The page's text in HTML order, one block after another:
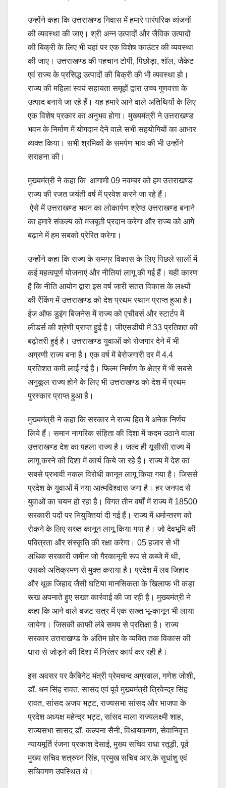
उन्होंने कहा कि उत्तराखण्ड निवास में हमारे पारंपरिक व्यंजनों
की व्यवस्था की जाए। श्री अन्न उत्पादों और जैविक उत्पादों
की बिक्री के लिए भी यहां पर एक विशेष काउंटर की व्यवस्था
की जाए। उत्तराखण्ड की पहचान टोपी, पिछोड़ा, शॉल, जैकेट
एवं राज्य के प्रसिद्ध उत्पादों की बिक्री की भी व्यवस्था हो।
राज्य की महिला स्वयं सहायता समूहों द्वारा उच्च गुणवत्ता के
उत्पाद बनाये जा रहे हैं। यह हमारे आने वाले अतिथियों के लिए
एक विशेष प्रकार का अनुभव होगा। मुख्यमंत्री ने उत्तराखण्ड
भवन के निर्माण में योगदान देने वाले सभी सहयोगियों का आभार
व्यक्त किया। सभी श्रमिकों के समर्पण भाव की भी उन्होंने
सराहना की।
मुख्यमंत्री ने कहा कि आगामी 09 नवम्बर को हम उत्तराखण्ड
राज्य की रजत जयंती वर्ष में प्रवेश करने जा रहे हैं।
ऐसे में उत्तराखण्ड भवन का लोकार्पण श्रेष्ठ उत्तराखण्ड बनाने
का हमारे संकल्प को मजबूती प्रदान करेगा और राज्य को आगे
बढ़ाने में हम सबको प्रेरित करेगा।
उन्होंने कहा कि राज्य के समग्र विकास के लिए पिछले सालों में
कई महत्वपूर्ण योजनाएं और नीतियां लागू की गई हैं। यही कारण
है कि नीति आयोग द्वारा इस वर्ष जारी सतत विकास के लक्ष्यों
की रैंकिंग में उत्तराखण्ड को देश प्रथम स्थान प्राप्त हुआ है।
ईज ऑफ डुइंग बिजनेस में राज्य को एचीवर्स और स्टार्टप में
लीडर्स की श्रेणी प्राप्त हुई है। जीएसडीपी में 33 प्रतिशत की
बढ़ोतरी हुई है। उत्तराखण्ड युवाओं को रोजगार देने में भी
अग्रणी राज्य बना है। एक वर्ष में बेरोजगारी दर में 4.4
प्रतिशत कमी लाई गई है। फिल्म निर्माण के क्षेत्र में भी सबसे
अनुकूल राज्य होने के लिए भी उत्तराखण्ड को देश में प्रथम
पुरस्कार प्राप्त हुआ है।
मुख्यमंत्री ने कहा कि सरकार ने राज्य हित में अनेक निर्णय
लिये हैं। समान नागरिक संहिता की दिशा में कदम उठाने वाला
उत्तराखण्ड देश का पहला राज्य है। जल्द ही यूसीसी राज्य में
लागू करने की दिशा में कार्य किये जा रहे हैं। राज्य में देश का
सबसे प्रभावी नकल विरोधी कानून लागू किया गया है। जिससे
प्रदेश के युवाओं में नया आत्मविश्वास जगा है। हर जनपद से
युवाओं का चयन हो रहा है। विगत तीन वर्षों में राज्य में 18500
सरकारी पदों पर नियुक्तियां दी गई हैं। राज्य में धर्मान्तरण को
रोकने के लिए सख्त कानून लागू किया गया है। जो देवभूमि की
पवित्रता और संस्कृति की रक्षा करेगा। 05 हजार से भी
अधिक सरकारी जमीन जो गैरकानूनी रूप से कब्जे में थी,
उसको अतिक्रमण से मुक्त कराया है। प्रदेश में लव जिहाद
और थूक जिहाद जैसी घटिया मानसिकता के खिलाफ भी कड़ा
रूख अपनाते हुए सख्त कार्रवाई की जा रही है। मुख्यमंत्री ने
कहा कि आने वाले बजट सत्र में एक सख्त भू-कानून भी लाया
जायेगा। जिसकी काफी लंबे समय से प्रतिक्षा है। राज्य
सरकार उत्तराखण्ड के अंतिम छोर के व्यक्ति तक विकास की
धारा से जोड़ने की दिशा में निरंतर कार्य कर रही है।
इस अवसर पर कैबिनेट मंत्री प्रेमचन्द अग्रवाल, गणेश जोशी,
डॉ. धन सिंह रावत, सासंद एवं पूर्व मुख्यमंत्री त्रिवेन्द्र सिंह
रावत, सांसद अजय भट्ट, राज्यसभा सांसद और भाजपा के
प्रदेश अध्यक्ष महेन्द्र भट्ट, सांसद माला राज्यलक्ष्मी शाह,
राज्यसभा सासद डॉ. कल्पना सैनी, विधायकगण, सेवानिवृत्त
न्यायमूर्ति रंजना प्रकाश देसाई, मुख्य सचिव राधा रतूड़ी, पूर्व
मुख्य सचिव शत्रुघ्न सिंह, प्रमुख सचिव आर.के सुधांशु एवं
सचिवगण उपस्थित थे।